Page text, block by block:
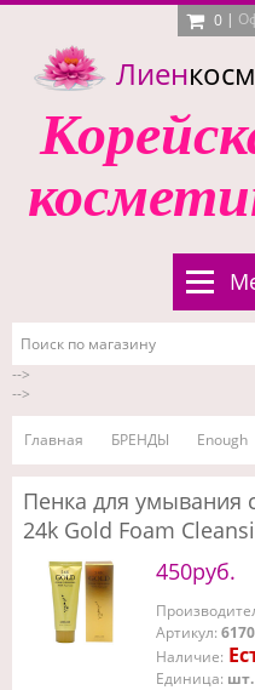
0 |
Лиен
-->
-->
Главная БРЕНДЫ Enough
Пенка для умывания
24k Gold Foam
450руб.
Артикул:
Наличие:
Единица: шт.